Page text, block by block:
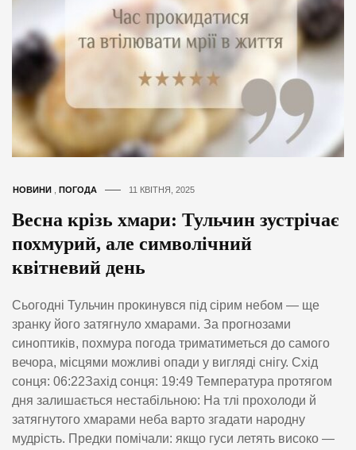
НОВИНИ ПОГОДА 11 КВІТНЯ, 2025
Весна крізь хмари: Тульчин зустрічає
похмурий, але символічний
квітневий день
Сьогодні Тульчин прокинувся під сірим небом — ще
зранку його затягнуло хмарами. За прогнозами
синоптиків, похмура погода триматиметься до самого
вечора, місцями можливі опади у вигляді снігу. Схід
сонця: 06:22Захід сонця: 19:49 Температура протягом
дня залишається нестабільною: На тлі прохолоди й
затягнутого хмарами неба варто згадати народну
мудрість. Предки помічали: якщо гуси летять високо —